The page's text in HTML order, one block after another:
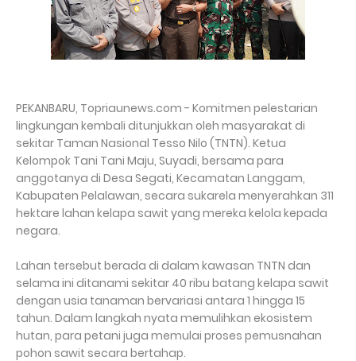
PEKANBARU, Topriaunews.com - Komitmen pelestarian
lingkungan kembali ditunjukkan oleh masyarakat di
sekitar Taman Nasional Tesso Nilo (TNTN). Ketua
Kelompok Tani Tani Maju, Suyadi, bersama para
anggotanya di Desa Segati, Kecamatan Langgam,
Kabupaten Pelalawan, secara sukarela menyerahkan 311
hektare lahan kelapa sawit yang mereka kelola kepada
negara.
Lahan tersebut berada di dalam kawasan TNTN dan
selama ini ditanami sekitar 40 ribu batang kelapa sawit
dengan usia tanaman bervariasi antara 1 hingga 15
tahun. Dalam langkah nyata memulihkan ekosistem
hutan, para petani juga memulai proses pemusnahan
pohon sawit secara bertahap.